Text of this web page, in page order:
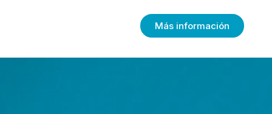
Más información